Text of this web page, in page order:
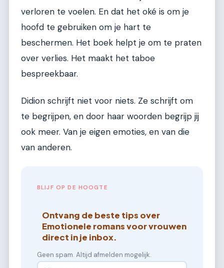
verloren te voelen. En dat het oké is om je
hoofd te gebruiken om je hart te
beschermen. Het boek helpt je om te praten
over verlies. Het maakt het taboe
bespreekbaar.
Didion schrijft niet voor niets. Ze schrijft om
te begrijpen, en door haar woorden begrijp jij
ook meer. Van je eigen emoties, en van die
van anderen.
BLIJF OP DE HOOGTE
Ontvang de beste tips over
Emotionele romans voor vrouwen
direct in je inbox.
Geen spam. Altijd afmelden mogelijk.